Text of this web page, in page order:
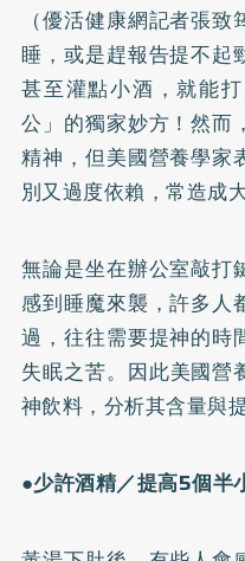
（優活健康網記者張
睡，或是趕報告提不起
甚至灌點小酒，就能
公」的獨家妙方！然而
精神，但美國營養學家
別又過度依賴，常造成
無論是坐在辦公室敲打
感到睡魔來襲，許多人
過，往往需要提神的時
失眠之苦。因此美國營
神飲料，分析其含量與
●少許酒精／提高5個半